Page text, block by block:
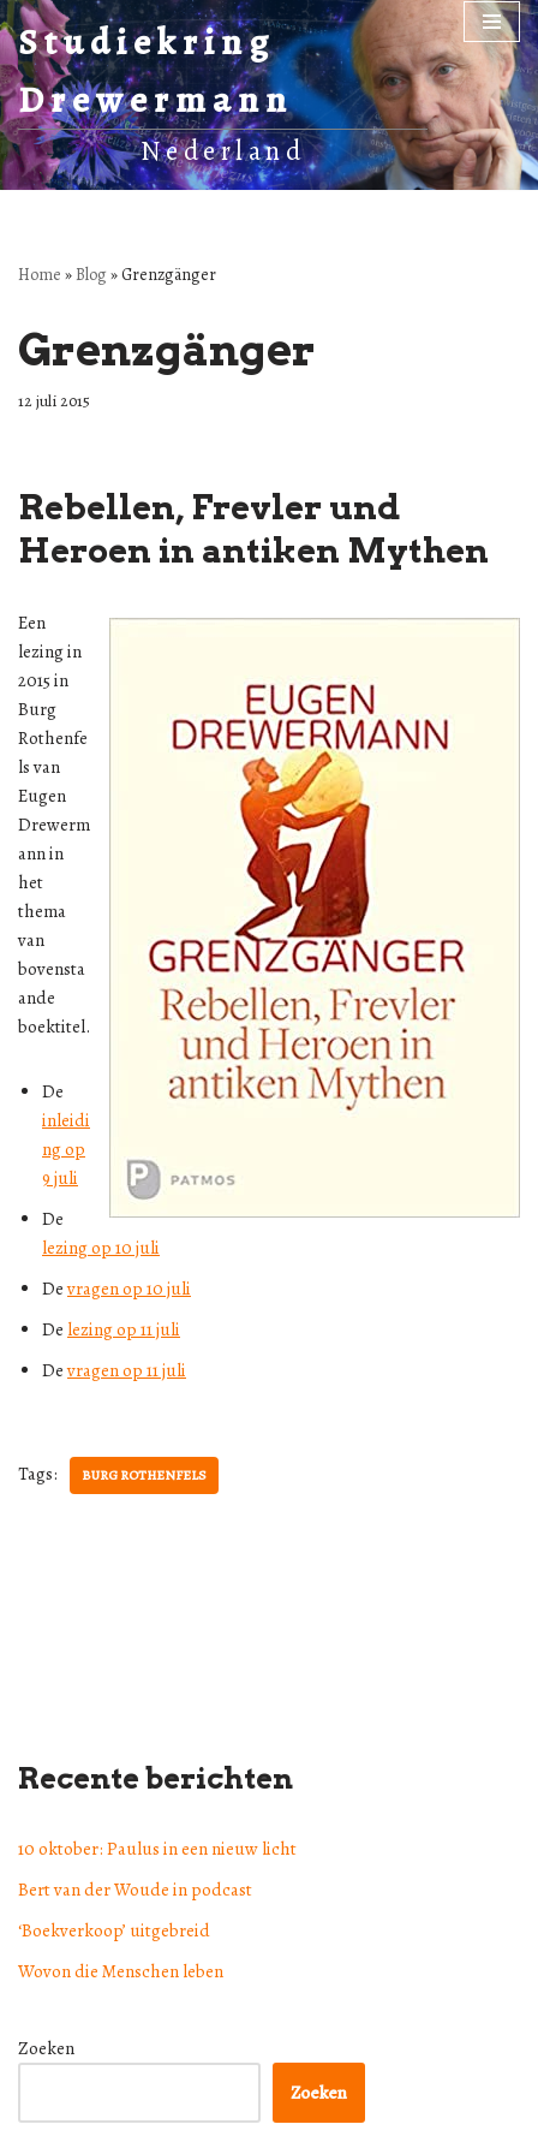
Ga
naar
de
inhoud
Studiekring
Drewermann
Nederland
Home »Blog »Grenzgänger
Grenzgänger
12 juli 2015
Rebellen, Frevler und
Heroen in antiken Mythen
Een
lezing in
2015 in
Burg
Rothenfe
ls van
Eugen
Drewerm
ann in
het
thema
van
bovensta
ande
boektitel.
De
inleidi
ng op
9 juli
De
lezing op 10 juli
Devragen op 10 juli
De lezing op 11 juli
Devragen op 11 juli
Tags: BURG ROTHENFELS
Recente berichten
10 oktober: Paulus in een nieuw licht
Bert van der Woude in podcast
‘Boekverkoop’ uitgebreid
Wovon die Menschen leben
Zoeken
Zoeken